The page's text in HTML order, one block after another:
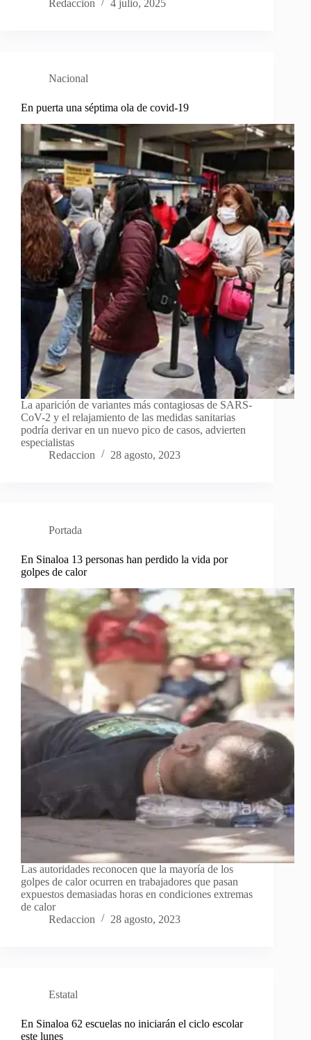
Redaccion 4 julio, 2025
Nacional
En puerta una séptima ola de covid-19
La aparición de variantes más contagiosas de SARS-
CoV-2 y el relajamiento de las medidas sanitarias
podría derivar en un nuevo pico de casos, advierten
especialistas
Redaccion
28 agosto, 2023
Portada
En Sinaloa 13 personas han perdido la vida por
golpes de calor
Las autoridades reconocen que la mayoría de los
golpes de calor ocurren en trabajadores que pasan
expuestos demasiadas horas en condiciones extremas
de calor
Redaccion
28 agosto, 2023
Estatal
En Sinaloa 62 escuelas no iniciarán el ciclo escolar
este lunes